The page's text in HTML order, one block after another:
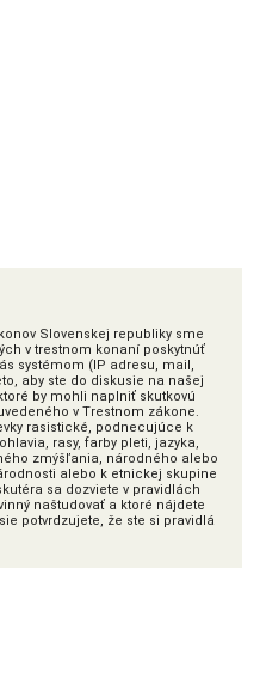
Slovenskej republiky sme
v trestnom konaní poskytnúť
systémom (IP adresu, mail,
aby ste do diskusie na našej
by mohli naplniť skutkovú
v Trestnom zákone.
rasistické, podnecujúce k
rasy, farby pleti, jazyka,
zmýšľania, národného alebo
alebo k etnickej skupine
sa dozviete v pravidlách
naštudovať a ktoré nájdete
potvrdzujete, že ste si pravidlá